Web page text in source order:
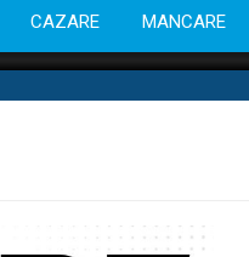
CAZARE MANCARE